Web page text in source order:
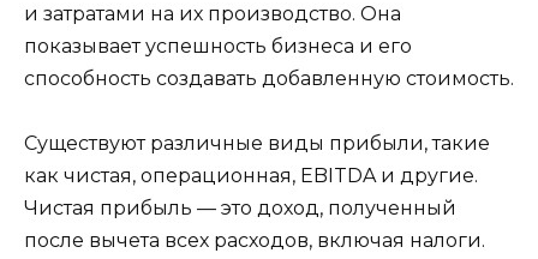
и затратами на их производство. Она
показывает успешность бизнеса и его
способность создавать добавленную стоимость.
Существуют различные виды прибыли, такие
как чистая, операционная, EBITDA и другие.
Чистая прибыль — это доход, полученный
после вычета всех расходов, включая налоги.